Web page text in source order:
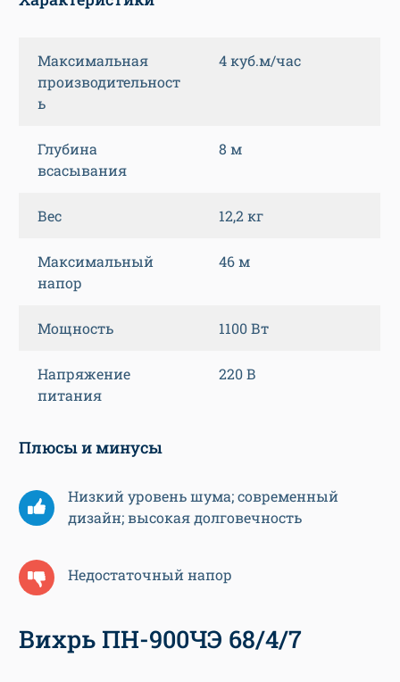
Максимальная
производительност
ь
4 куб.м/час
Глубина
всасывания
8 м
Вес 12,2 кг
Максимальный
напор
46 м
Мощность 1100 Вт
Напряжение
питания
220 В
Плюсы и минусы
Низкий уровень шума; современный
дизайн; высокая долговечность
Недостаточный напор
Вихрь ПН-900ЧЭ 68/4/7